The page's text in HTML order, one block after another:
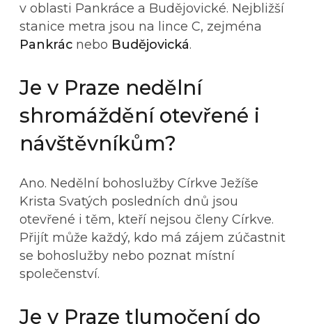
v oblasti Pankráce a Budějovické. Nejbližší
stanice metra jsou na lince C, zejména
Pankrác nebo Budějovická.
Je v Praze nedělní
shromáždění otevřené i
návštěvníkům?
Ano. Nedělní bohoslužby Církve Ježíše
Krista Svatých posledních dnů jsou
otevřené i těm, kteří nejsou členy Církve.
Přijít může každý, kdo má zájem zúčastnit
se bohoslužby nebo poznat místní
společenství.
Je v Praze tlumočení do